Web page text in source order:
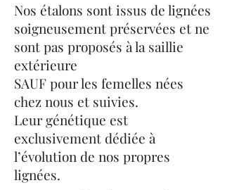
Nos étalons sont issus de lignées
soigneusement préservées et ne
sont pas proposés à la saillie
extérieure
SAUF pour les femelles nées
chez nous et suivies.
Leur génétique est
exclusivement dédiée à
l’évolution de nos propres
lignées.